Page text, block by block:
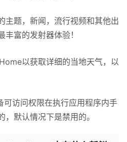
主题，新闻，流行视频和其他出
富的发射器体验！
以获取详细的当地天气，以
访问权限在执行应用程序内手
默认情况下是禁用的。